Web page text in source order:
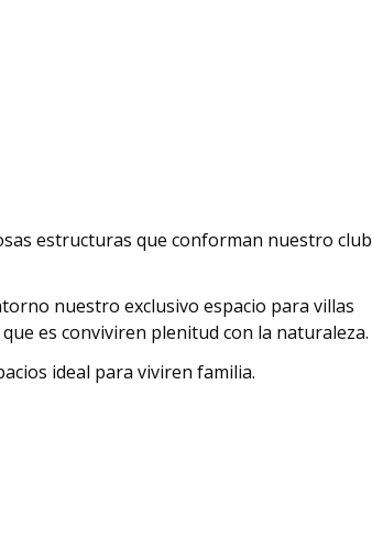
estructuras que conforman nuestro club
nuestro exclusivo espacio para villas
es conviviren plenitud con la naturaleza.
ideal para viviren familia.